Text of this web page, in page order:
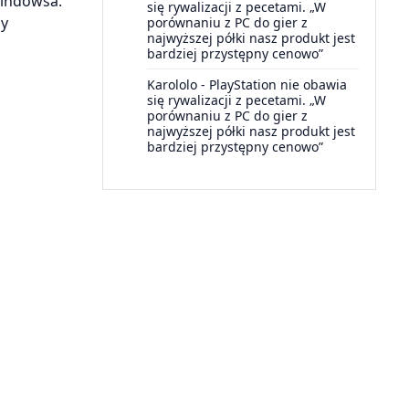
się rywalizacji z pecetami. „W
porównaniu z PC do gier z
najwyższej półki nasz produkt jest
bardziej przystępny cenowo”
Karololo - PlayStation nie obawia
się rywalizacji z pecetami. „W
porównaniu z PC do gier z
najwyższej półki nasz produkt jest
bardziej przystępny cenowo”